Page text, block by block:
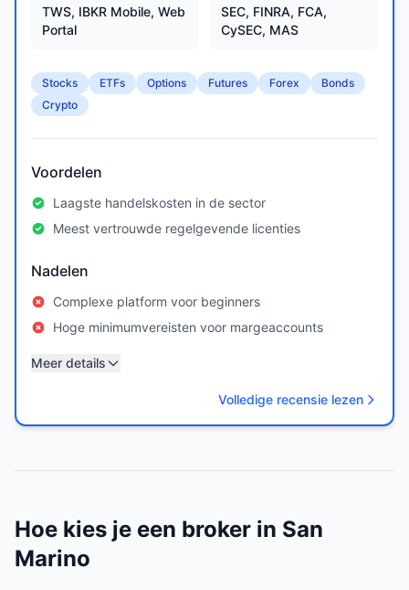
TWS, IBKR Mobile, Web
Portal
SEC, FINRA, FCA,
CySEC, MAS
Stocks ETFs Options Futures Forex
Bonds
Crypto
Voordelen
Laagste handelskosten in de sector
Meest vertrouwde regelgevende licenties
Nadelen
Complexe platform voor beginners
Hoge minimumvereisten voor margeaccounts
Meer details
Volledige recensie lezen
Hoe kies je een broker in San
Marino